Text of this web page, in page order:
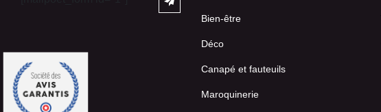
Bien-être
Déco
Canapé et fauteuils
Maroquinerie